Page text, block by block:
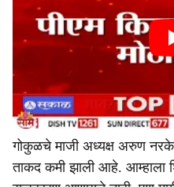
गोकुळचे माजी अध्यक्ष अरुण
ताकद कमी झाली आहे. आम्हाला